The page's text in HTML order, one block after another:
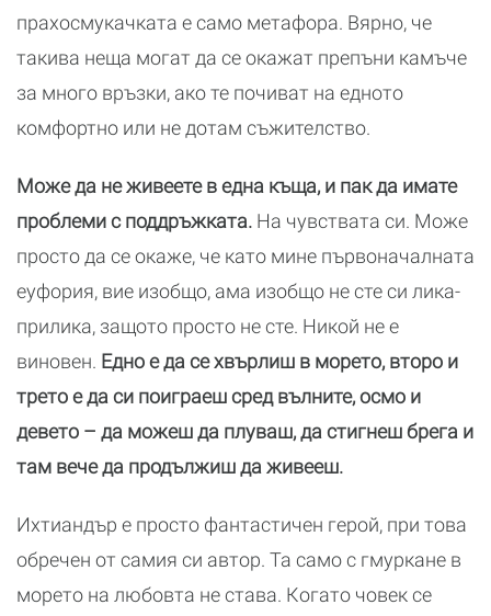
прахосмукачката е само метафора. Вярно, че
такива неща могат да се окажат препъни камъче
за много връзки, ако те почиват на едното
комфортно или не дотам съжителство.
Може да не живеете в една къща, и пак да имате
проблеми с поддръжката. На чувствата си. Може
просто да се окаже, че като мине първоначалната
еуфория, вие изобщо, ама изобщо не сте си лика-
прилика, защото просто не сте. Никой не е
виновен. Едно е да се хвърлиш в морето, второ и
трето е да си поиграеш сред вълните, осмо и
девето – да можеш да плуваш, да стигнеш брега и
там вече да продължиш да живееш.
Ихтиандър е просто фантастичен герой, при това
обречен от самия си автор. Та само с гмуркане в
морето на любовта не става. Когато човек се